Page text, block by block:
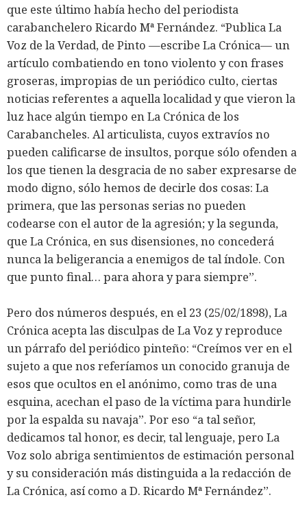
que este último había hecho del periodista
carabanchelero Ricardo Mª Fernández. “Publica La
Voz de la Verdad, de Pinto —escribe La Crónica— un
artículo combatiendo en tono violento y con frases
groseras, impropias de un periódico culto, ciertas
noticias referentes a aquella localidad y que vieron la
luz hace algún tiempo en La Crónica de los
Carabancheles. Al articulista, cuyos extravíos no
pueden calificarse de insultos, porque sólo ofenden a
los que tienen la desgracia de no saber expresarse de
modo digno, sólo hemos de decirle dos cosas: La
primera, que las personas serias no pueden
codearse con el autor de la agresión; y la segunda,
que La Crónica, en sus disensiones, no concederá
nunca la beligerancia a enemigos de tal índole. Con
que punto final… para ahora y para siempre”.
Pero dos números después, en el 23 (25/02/1898), La
Crónica acepta las disculpas de La Voz y reproduce
un párrafo del periódico pinteño: “Creímos ver en el
sujeto a que nos referíamos un conocido granuja de
esos que ocultos en el anónimo, como tras de una
esquina, acechan el paso de la víctima para hundirle
por la espalda su navaja”. Por eso “a tal señor,
dedicamos tal honor, es decir, tal lenguaje, pero La
Voz solo abriga sentimientos de estimación personal
y su consideración más distinguida a la redacción de
La Crónica, así como a D. Ricardo Mª Fernández”.